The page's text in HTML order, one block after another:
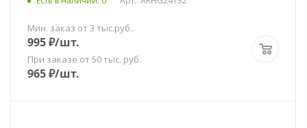
Мин. заказ от 3 тыс.руб..
995₽/шт.
При заказе от 50 тыс. руб.
965₽/шт.